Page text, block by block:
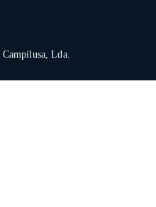
Campilusa, Lda.